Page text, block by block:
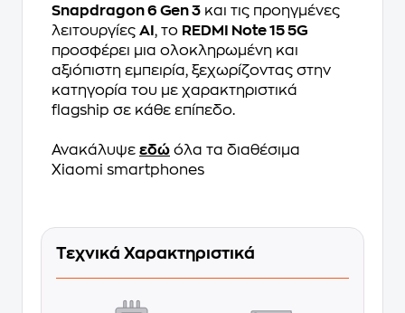
Snapdragon 6 Gen 3 και τις προηγμένες
λειτουργίες AI , το REDMI Note 15 5G
προσφέρει μια ολοκληρωμένη και
αξιόπιστη εμπειρία, ξεχωρίζοντας στην
κατηγορία του με χαρακτηριστικά
flagship σε κάθε επίπεδο.
Ανακάλυψε εδώ όλα τα διαθέσιμα
Xiaomi smartphones
Τεχνικά Χαρακτηριστικά